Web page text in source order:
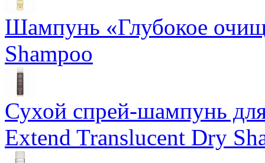
Шампунь «Глубокое
Shampoo
Сухой спрей-шампунь
Extend Translucent Dry